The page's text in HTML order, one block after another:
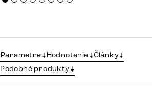
Parametre Hodnotenie
Články
Podobné produkty